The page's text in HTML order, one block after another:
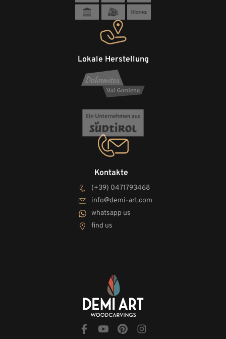
Kontakte
(+39) 0471793468
info@demi-art.com
whatsapp us
find us
Lokale Herstellung